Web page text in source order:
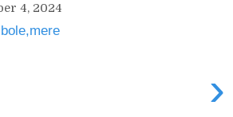
4, 2024
›